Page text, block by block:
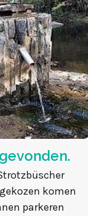
komen
parkeren